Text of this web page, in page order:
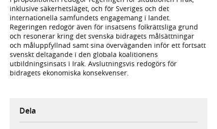
inklusive säkerhetsläget, och för Sveriges och det
internationella samfundets engagemang i landet.
Regeringen redogör även för insatsens folkrättsliga grund
och resonerar kring det svenska bidragets målsättningar
och måluppfyllnad samt sina överväganden inför ett fortsatt
svenskt deltagande i den globala koalitionens
utbildningsinsats i Irak. Avslutningsvis redogörs för
bidragets ekonomiska konsekvenser.
Dela